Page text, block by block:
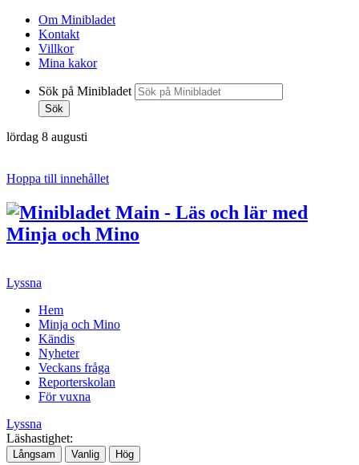
Om Minibladet
Kontakt
Villkor
Mina kakor
Sök på Minibladet
Sök
lördag 8 augusti
Hoppa till innehållet
Lyssna
Hem
Minja och Mino
Kändis
Nyheter
Veckans fråga
Reporterskolan
För vuxna
Lyssna
Läshastighet:
Långsam Vanlig Hög